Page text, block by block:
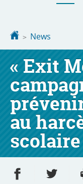
Homepage
News
« Exit
au
scolaire
Share on